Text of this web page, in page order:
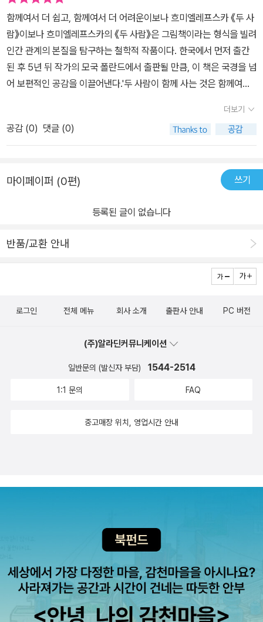
다.부부, 연인, 친구, 가족 등 두 사람이 만들어내는 여러형태의 ’관계‘
를 떠올려 볼 수 있는 책이지만, 그럼에도 나는 그 중에서도 ’부부라는
관계‘에 중심을 두고 읽으면서 부부사이에 반드시 필요한 이해와 배
려, 서로를 향한 크고 작은 노력이 채워지는 시간과 그것으로 인해 두
사람이 만들어 낼 수 있는 것들에 대해 많이 생각하며 읽었던 시간이
었다.
함께여서 더 쉽고, 함께여서 더 어려운이보나 흐미엘레프스카 《두 사
람》이보나 흐미엘레프스카의 《두 사람》은 그림책이라는 형식을 빌려
인간 관계의 본질을 탐구하는 철학적 작품이다. 한국에서 먼저 출간
된 후 5년 뒤 작가의 모국 폴란드에서 출판될 만큼, 이 책은 국경을 넘
어 보편적인 공감을 이끌어낸다.'두 사람이 함께 사는 것은 함께여서
한다. 부부, 부모와 자녀, 친구, 동료 등 우리가 맺는 모든 관계는 이
문장 안에 담긴다. 작가는 은유와 상징을 통해 친밀함과 갈등, 이해와
오해, 독립과 의존이 공존하는 관계의 복잡한 풍경을 펼쳐 보인다.이
더욱 깊은 울림을 준다. 삶의 경험이 쌓일수록 각 페이지의 의미는 더
히 이 책과 만날 수 있다.《두 사람》은 단순히 읽는 책이 아니라 성찰
자의 답을 찾아가게 한다. 흐미엘레프스카가 세계적인 작가로 주목받
더보기
공감 (0) 댓글 (0)
마이페이퍼 (0편) 쓰기
등록된 글이 없습니다
반품/교환 안내
로그인 전체 메뉴 회사 소개 출판사 안내 PC 버전
(주)알라딘커뮤니케이션
일반문의 (발신자 부담) 1544-2514
1:1 문의 FAQ
중고매장 위치, 영업시간 안내